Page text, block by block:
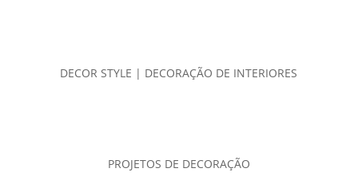
DECOR STYLE | DECORAÇÃO DE INTERIORES
PROJETOS DE DECORAÇÃO